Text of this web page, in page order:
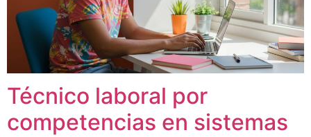
Técnico laboral por
competencias en sistemas